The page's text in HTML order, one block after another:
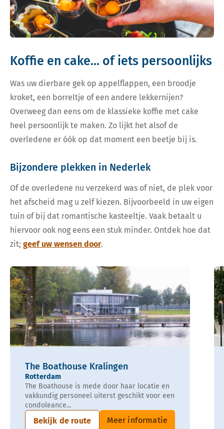
Koffie en cake... of iets persoonlijks
Was uw dierbare gek op appelflappen, een broodje
kroket, een borreltje of een andere lekkernijen?
Overweeg dan eens om de klassieke koffie met cake
heel persoonlijk te maken. Zo lijkt het alsof de
overledene er óók op dat moment een beetje bij is.
Bijzondere plekken in Nederlek
Of de overledene nu verzekerd was of niet, de plek voor
het afscheid mag u zelf kiezen. Bijvoorbeeld in uw eigen
tuin of bij dat romantische kasteeltje. Vaak betaalt u
hiervoor ook nog eens een stuk minder. Ontdek hoe dat
zit; geef uw wensen door.
The Boathouse Kralingen
Rotterdam
The Boathouse is mede door haar locatie en
vakkundig personeel uiterst geschikt voor een
condoleance...
Bekijk de route Meer informatie